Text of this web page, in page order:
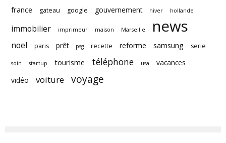
france
gateau google gouvernement hiver hollande
immobilier imprimeur maison Marseille news
noel paris prêt psg recette reforme samsung serie
soin startup tourisme téléphone usa
vacances
vidéo
voiture voyage